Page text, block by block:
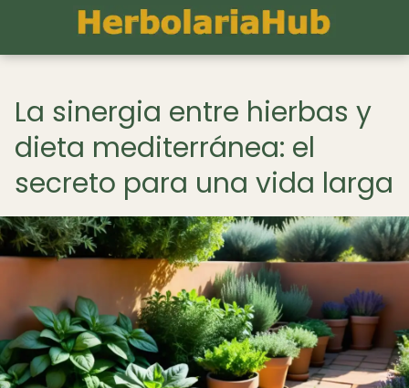
La sinergia entre hierbas y
dieta mediterránea: el
secreto para una vida larga